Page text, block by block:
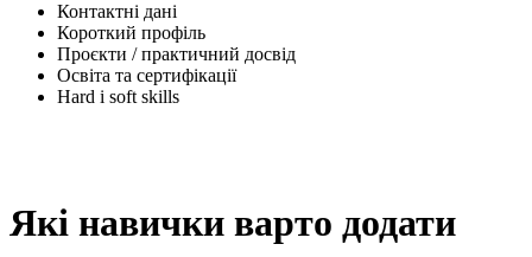
Контактні дані
Короткий профіль
Проєкти / практичний досвід
Освіта та сертифікації
Hard і soft skills
Які навички варто додати